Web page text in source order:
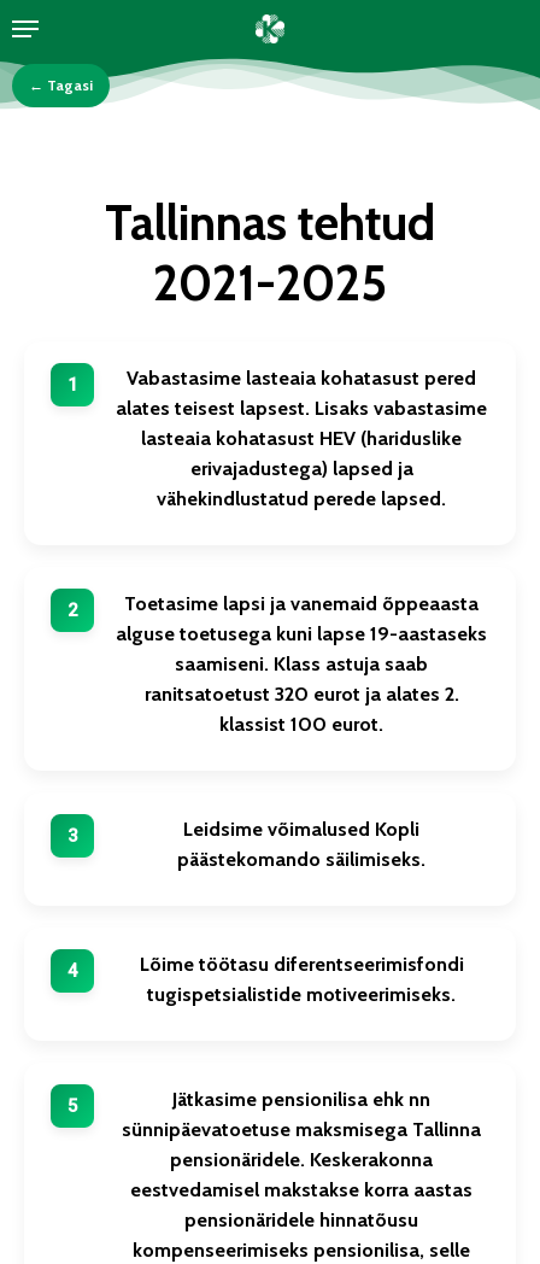
Skip
to
main
Menu
← Tagasi
Tallinnas tehtud
2021-2025
Vabastasime lasteaia kohatasust pered
alates teisest lapsest. Lisaks vabastasime
lasteaia kohatasust HEV (hariduslike
erivajadustega) lapsed ja
vähekindlustatud perede lapsed.
Toetasime lapsi ja vanemaid õppeaasta
alguse toetusega kuni lapse 19-aastaseks
saamiseni. Klass astuja saab
ranitsatoetust 320 eurot ja alates 2.
klassist 100 eurot.
Leidsime võimalused Kopli
päästekomando säilimiseks.
Lõime töötasu diferentseerimisfondi
tugispetsialistide motiveerimiseks.
Jätkasime pensionilisa ehk nn
sünnipäevatoetuse maksmisega Tallinna
pensionäridele. Keskerakonna
eestvedamisel makstakse korra aastas
pensionäridele hinnatõusu
kompenseerimiseks pensionilisa, selle